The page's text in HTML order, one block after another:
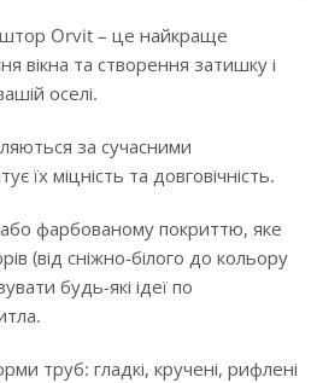
Orvit – це найкраще
вікна та створення затишку і
оселі.
за сучасними
їх міцність та довговічність.
фарбованому покриттю, яке
(від сніжно-білого до кольору
будь-які ідеї по
труб: гладкі, кручені, рифлені